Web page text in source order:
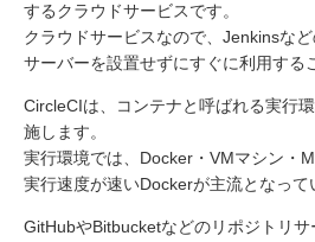
するクラウドサービスです。
クラウドサービスなので、Jenkinsな
サーバーを設置せずにすぐに利用する
CircleCIは、コンテナと呼ばれる実行
施します。
実行環境では、Docker・VMマシン・
実行速度が速いDockerが主流となって
GitHubやBitbucketなどのリポジトリ